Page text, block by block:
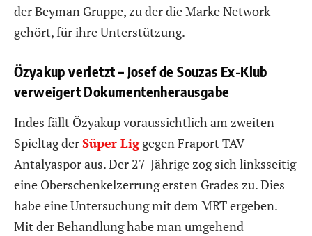
der Beyman Gruppe, zu der die Marke Network
gehört, für ihre Unterstützung.
Özyakup verletzt – Josef de Souzas Ex-Klub
verweigert Dokumentenherausgabe
Indes fällt Özyakup voraussichtlich am zweiten
Spieltag derSüper Liggegen Fraport TAV
Antalyaspor aus. Der 27-Jährige zog sich linksseitig
eine Oberschenkelzerrung ersten Grades zu. Dies
habe eine Untersuchung mit dem MRT ergeben.
Mit der Behandlung habe man umgehend